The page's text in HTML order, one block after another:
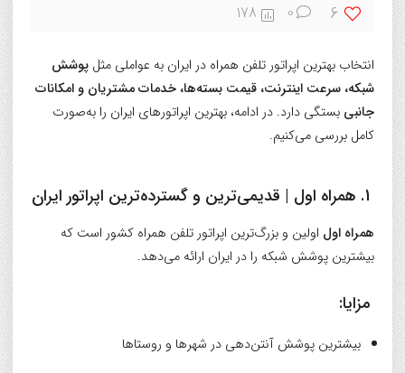
6
0
178
انتخاب بهترین اپراتور تلفن همراه در ایران به عواملی مثل پوشش
شبکه، سرعت اینترنت، قیمت بسته‌ها، خدمات مشتریان و امکانات
جانبی بستگی دارد. در ادامه، بهترین اپراتورهای ایران را به‌صورت
کامل بررسی می‌کنیم.
همراه اول | قدیمی‌ترین و گسترده‌ترین اپراتور ایران
همراه اول اولین و بزرگ‌ترین اپراتور تلفن همراه کشور است که
بیشترین پوشش شبکه را در ایران ارائه می‌دهد.
مزایا:
بیشترین پوشش آنتن‌دهی در شهرها و روستاها